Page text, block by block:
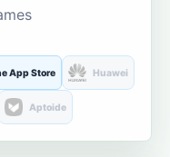
App Store Huawei
Aptoide